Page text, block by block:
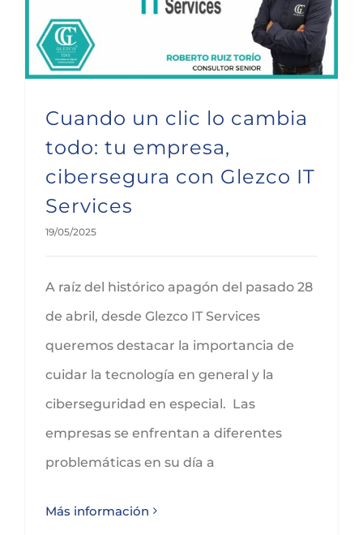
Cuando un clic lo cambia
todo: tu empresa,
cibersegura con Glezco IT
Services
19/05/2025
A raíz del histórico apagón del pasado 28
de abril, desde Glezco IT Services
queremos destacar la importancia de
cuidar la tecnología en general y la
ciberseguridad en especial. Las
empresas se enfrentan a diferentes
problemáticas en su día a
Más información